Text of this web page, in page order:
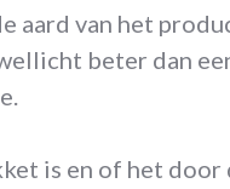
aard van het
beter dan
is en of het door